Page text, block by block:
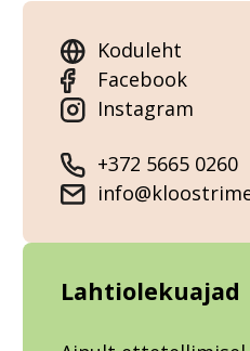
Koduleht
Facebook
Instagram
+372 5665 0260
Lahtiolekuajad